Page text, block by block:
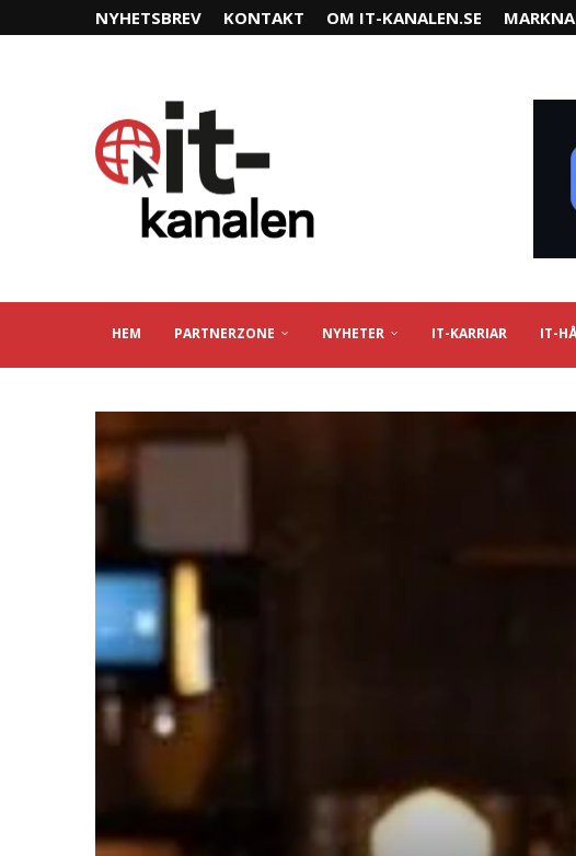
NYHETSBREV KONTAKT OM IT-KANALEN.SE
HEM PARTNERZONE NYHETER IT-KARRIAR IT-